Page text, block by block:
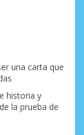
una carta que
historia y
la prueba de